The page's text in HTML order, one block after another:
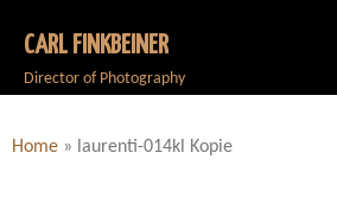
CARL FINKBEINER
Director of Photography
Home » laurenti-014kl Kopie